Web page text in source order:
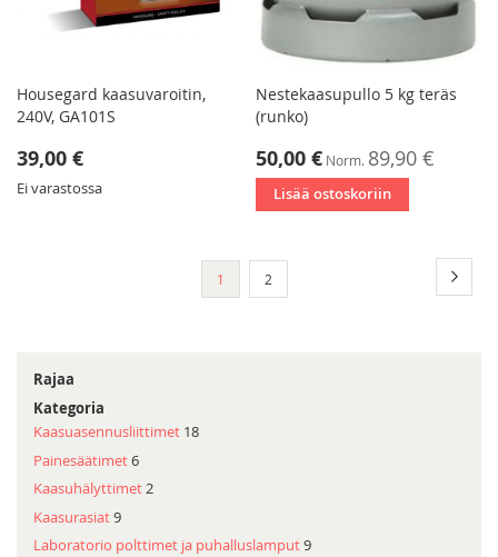
Housegard kaasuvaroitin,
240V, GA101S
39,00 €
Ei varastossa
Nestekaasupullo 5 kg teräs
(runko)
Tarjoushinta
50,00 € Norm. 89,90 €
Lisää ostoskoriin
Sivu
You're
currently
1 Sivu
2
Rajaa
Kategoria
Kaasuasennusliittimet 18
Painesäätimet6
Kaasuhälyttimet2
Kaasurasiat9
Laboratorio polttimet ja puhalluslamput9